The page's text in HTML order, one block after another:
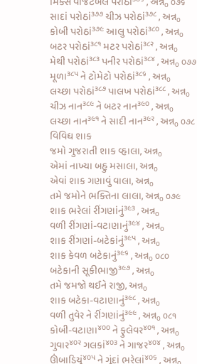
૦ ૦૭૬
સાદાં પરોઠાં૩૭૭ ચીઝ પરોઠાં૩૭૮ , અન્ન૦
કોબી પરોઠાં૩૭૯ આલુ પરોઠાં૩૮૦ , અન્ન૦
બટર પરોઠાં૩૮૧ મટર પરોઠાં૩૮૨ , અન્ન૦
મેથી પરોઠાં૩૮૩ પનીર પરોઠાં૩૮૪ , અન્ન૦ ૦૭૭
મૂળા૩૮૫ નેટોમેટો પરોઠાં૩૮૬ , અન્ન૦
લચ્છા પરોઠાં૩૮૭ પાલખ પરોઠાં૩૮૮ , અન્ન૦
ચીઝ નાન૩૮૯ ને બટર નાન૩૯૦ , અન્ન૦
લચ્છા નાન૩૯૧ નેસાદી નાન૩૯૨ , અન્ન૦ ૦૭૮
વિવિધ શાક
જમો ગુજરાતી શાક વ્હાલા, અન્ન૦
એમાં નાખ્યા બહુ મસાલા, અન્ન૦
એવાં શાક ગણાવું વાલા, અન્ન૦
તમે જમોને ભક્તિના લાલા, અન્ન૦ ૦૭૯
શાકભરેલાં રીંગણાંનું૩૯૩ , અન્ન૦
વળીરીંગણાં-વટાણાનું૩૯૪ , અન્ન૦
શાકરીંગણાં-બટેકાંનું૩૯૫ , અન્ન૦
શાકકેવળ બટેકાનું૩૯૬ , અન્ન૦ ૦૮૦
બટેકાની સૂકીભાજી૩૯૭ , અન્ન૦
તમે જમજો થઈને રાજી, અન્ન૦
શાકબટેકા-વટાણાનું૩૯૮ , અન્ન૦
વળીતુવેર ને રીંગણાંનું૩૯૯ , અન્ન૦ ૦૮૧
કોબી-વટાણા૪૦૦ ને ફુલેવર૪૦૧ , અન્ન૦
ગુવાર૪૦૨ ગલકાં૪૦૩ નેગાજર૪૦૪ , અન્ન૦
૪૦૫ ૪૦૬